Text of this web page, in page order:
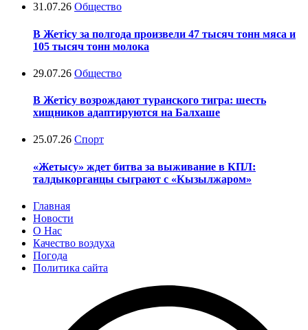
31.07.26 Общество
В Жетісу за полгода произвели 47 тысяч тонн мяса и
105 тысяч тонн молока
29.07.26 Общество
В Жетісу возрождают туранского тигра: шесть
хищников адаптируются на Балхаше
25.07.26 Спорт
«Жетысу» ждет битва за выживание в КПЛ:
талдыкорганцы сыграют с «Кызылжаром»
Главная
Новости
О Нас
Качество воздуха
Погода
Политика сайта